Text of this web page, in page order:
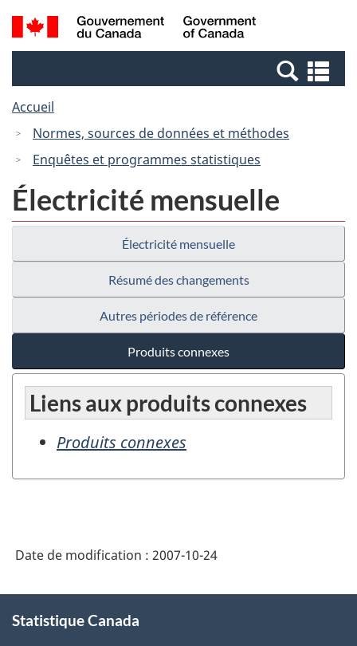
Passer
au
Passer
à
Canada
Recherche
et
et
Accueil
Normes, sources de données et méthodes
Enquêtes et programmes statistiques
Électricité mensuelle
Électricité mensuelle
Résumé des changements
Autres périodes de référence
Produits connexes
Liens aux produits connexes
Produits connexes
Date de modification : 2007-10-24
propos
Statistique Canada